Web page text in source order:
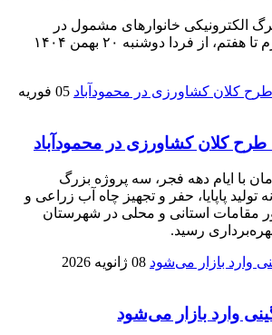
الکترونیکی خانوار‌های مشمول در
دهک‌های درآمدی چهارم تا هفتم، از فردا دوشنبه ۲۰ بهمن ۱۴۰۴
05 فوریه
طرح کلان کشاورزی در محمودآباد
با ایام دهه فجر، سه پروژه بزرگ
پاپایا، حفر و تجهیز چاه آب زراعی و
مقامات استانی و محلی در شهرستان
رسید.
08 ژانویه 2026
وارد بازار می‌شود